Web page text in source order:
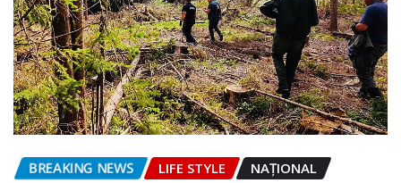
BREAKING NEWS LIFE STYLE NAŢIONAL